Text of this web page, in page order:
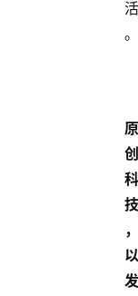
活
。
原
创
科
技
，
以
发